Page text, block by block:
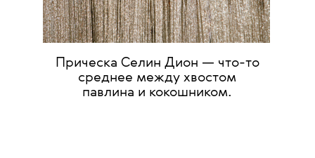
Прическа Селин Дион — что-то
среднее между хвостом
павлина и кокошником.